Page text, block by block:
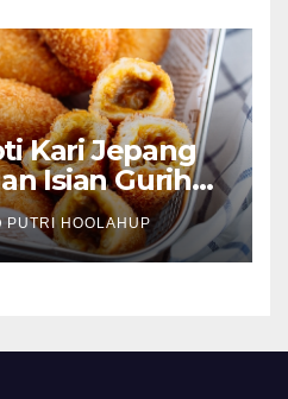
Kari Jepang
Isian Gurih
PUTRI HOOLAHUP